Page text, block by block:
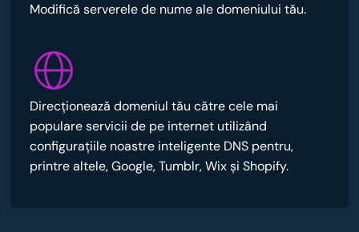
Modifică serverele de nume ale domeniului tău.
Direcționează domeniul tău către cele mai
populare servicii de pe internet utilizând
configurațiile noastre inteligente DNS pentru,
printre altele, Google, Tumblr, Wix și Shopify.